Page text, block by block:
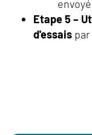
Etape 5 –
d'essais